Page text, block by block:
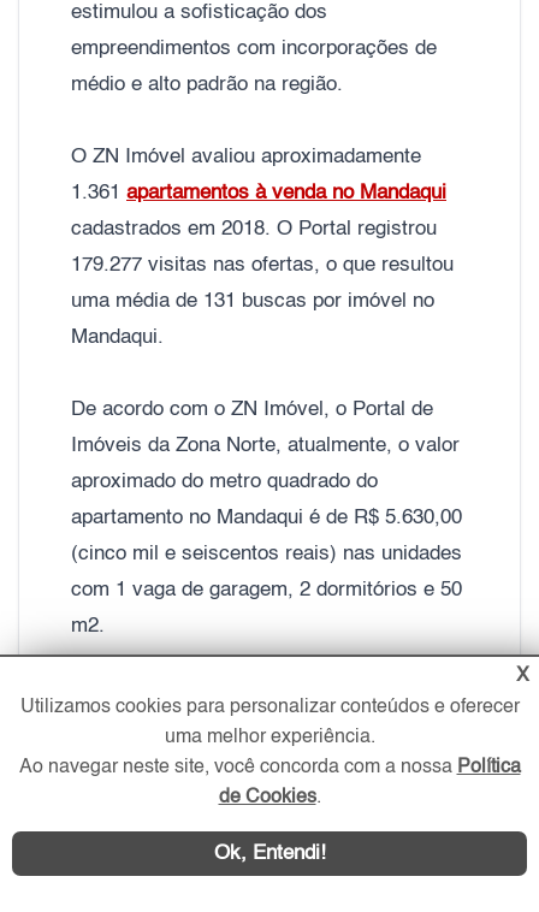
estimulou a sofisticação dos
empreendimentos com incorporações de
médio e alto padrão na região.
O ZN Imóvel avaliou aproximadamente
1.361 apartamentos à venda no Mandaqui
cadastrados em 2018. O Portal registrou
179.277 visitas nas ofertas, o que resultou
uma média de 131 buscas por imóvel no
Mandaqui.
De acordo com o ZN Imóvel, o Portal de
Imóveis da Zona Norte, atualmente, o valor
aproximado do metro quadrado do
apartamento no Mandaqui é de R$ 5.630,00
(cinco mil e seiscentos reais) nas unidades
com 1 vaga de garagem, 2 dormitórios e 50
m2.
Já os apartamentos no Mandaqui com 3
dormitórios e duas vagas de garagem, o
valor do metro quadrado gira em torno de
R$ 6.600,00 (seis mil e seiscentos reais).
Ascasas à venda no Mandaquitambém
X
Utilizamos cookies para personalizar conteúdos e oferecer
uma melhor experiência.
Ao navegar neste site, você concorda com a nossa Política
de Cookies.
Ok, Entendi!